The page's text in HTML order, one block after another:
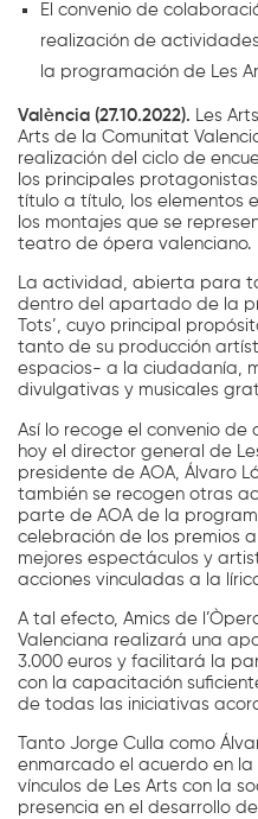
El convenio de
realización de
la programación de Les
València (27.10.2022). Les
Arts de la Comunitat
realización del ciclo de
los principales
título a título, los elementos
los montajes que se
teatro de ópera valenciano.
La actividad, abierta para
dentro del apartado de la
Tots’, cuyo principal
tanto de su producción
espacios- a la ciudadanía,
divulgativas y musicales
Así lo recoge el convenio de
hoy el director general de
presidente de AOA, Álvaro
también se recogen otras
parte de AOA de la
celebración de los premios
mejores espectáculos y
acciones vinculadas a la
A tal efecto, Amics de
Valenciana realizará una
3.000 euros y facilitará la
con la capacitación
de todas las iniciativas
Tanto Jorge Culla como
enmarcado el acuerdo en
vínculos de Les Arts con la
presencia en el desarrollo